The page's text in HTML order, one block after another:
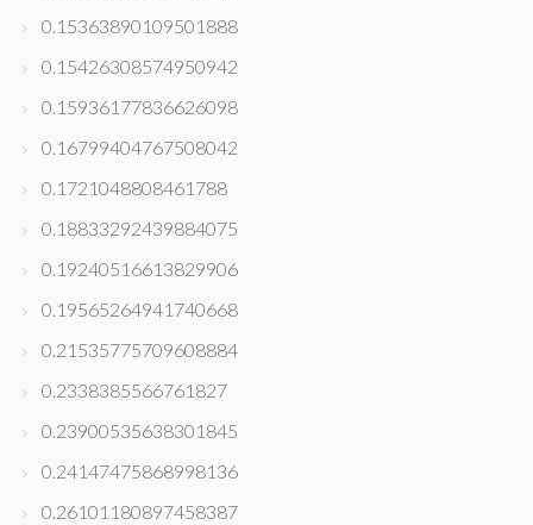
0.15363890109501888
0.15426308574950942
0.15936177836626098
0.16799404767508042
0.1721048808461788
0.18833292439884075
0.19240516613829906
0.19565264941740668
0.21535775709608884
0.2338385566761827
0.23900535638301845
0.24147475868998136
0.26101180897458387